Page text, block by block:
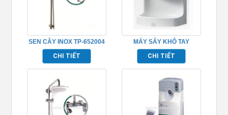
SEN CÂY INOX TP-652004
CHI TIẾT
MÁY SẤY KHÔ TAY
PHÒNG TẮM TP695163
CHI TIẾT